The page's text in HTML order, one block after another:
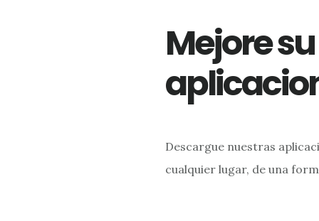
Mejore
Descargue nuestras
cualquier lugar, de una